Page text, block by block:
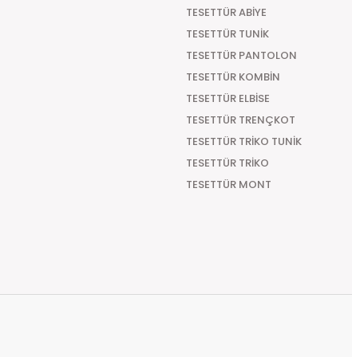
Türkiye'nin her yerine Kapıda Ödemeli sipariş
aracılık etmesi sebebiyle +29.99 TL Kapıda
Teslimat Süresi
Tüm Siparişleriniz PTT KARGO Güvencesi ile 2-5
süre 7 güne kadar uzayabilmektedir
TESETTÜR ABİYE
TESETTÜR TUNİK
TESETTÜR PANTOLON
TESETTÜR KOMBİN
TESETTÜR ELBİSE
TESETTÜR TRENÇKOT
TESETTÜR TRİKO TUNİK
TESETTÜR TRİKO
TESETTÜR MONT